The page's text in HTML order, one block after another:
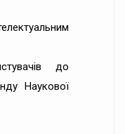
до
Наукової